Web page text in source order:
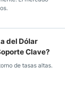
del Dólar
Clave?
de tasas altas.